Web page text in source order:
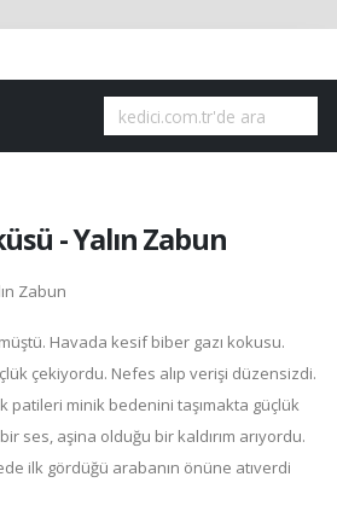
- Yalın Zabun
Havada kesif biber gazı kokusu.
çekiyordu. Nefes alıp verişi düzensizdi.
patileri minik bedenini taşımakta güçlük
bir ses, aşina olduğu bir kaldırım arıyordu.
ilk gördüğü arabanın önüne atıverdi